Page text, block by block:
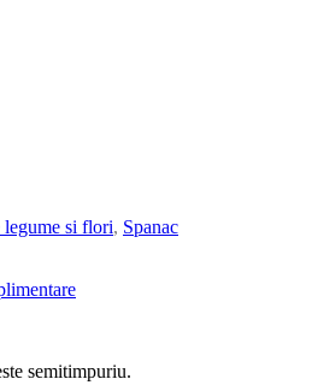
legume si flori, Spanac
semitimpuriu.